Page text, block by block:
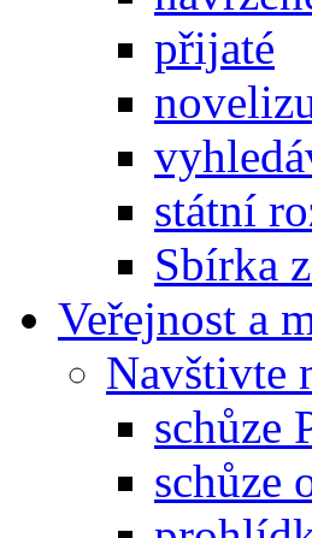
přijaté
státní
Sbírka
Veřejnost a
Navštivte
schůze
schůze